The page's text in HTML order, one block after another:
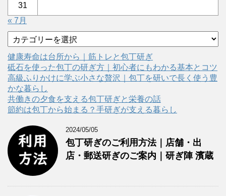
31
« 7月
テ
ゴ
リ
ー
健康寿命は台所から｜筋トレと包丁研ぎ
砥石を使った包丁の研ぎ方｜初心者にもわかる基本とコツ
高級ふりかけに学ぶ小さな贅沢｜包丁を研いで長く使う豊
かな暮らし
共働きの夕食を支える包丁研ぎと栄養の話
節約は包丁から始まる？手研ぎが支える暮らし
2024/05/05
包丁研ぎのご利用方法｜店舗・出
店・郵送研ぎのご案内｜研ぎ陣 濱蔵